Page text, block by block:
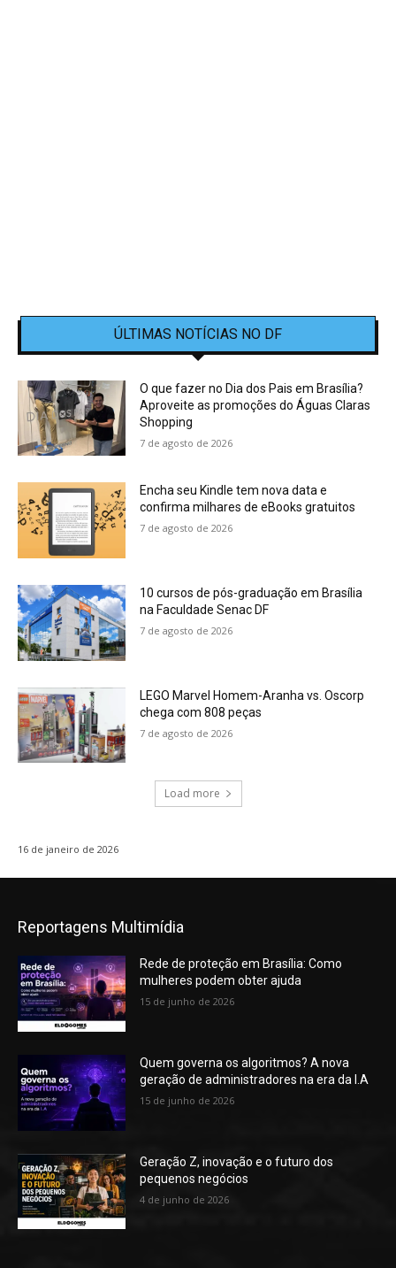
ÚLTIMAS NOTÍCIAS NO DF
O que fazer no Dia dos Pais em Brasília?
Aproveite as promoções do Águas Claras
Shopping
7 de agosto de 2026
Encha seu Kindle tem nova data e
confirma milhares de eBooks gratuitos
7 de agosto de 2026
10 cursos de pós-graduação em Brasília
na Faculdade Senac DF
7 de agosto de 2026
LEGO Marvel Homem-Aranha vs. Oscorp
chega com 808 peças
7 de agosto de 2026
Load more
16 de janeiro de 2026
Reportagens Multimídia
Rede de proteção em Brasília: Como
mulheres podem obter ajuda
15 de junho de 2026
Quem governa os algoritmos? A nova
geração de administradores na era da I.A
15 de junho de 2026
Geração Z, inovação e o futuro dos
pequenos negócios
4 de junho de 2026